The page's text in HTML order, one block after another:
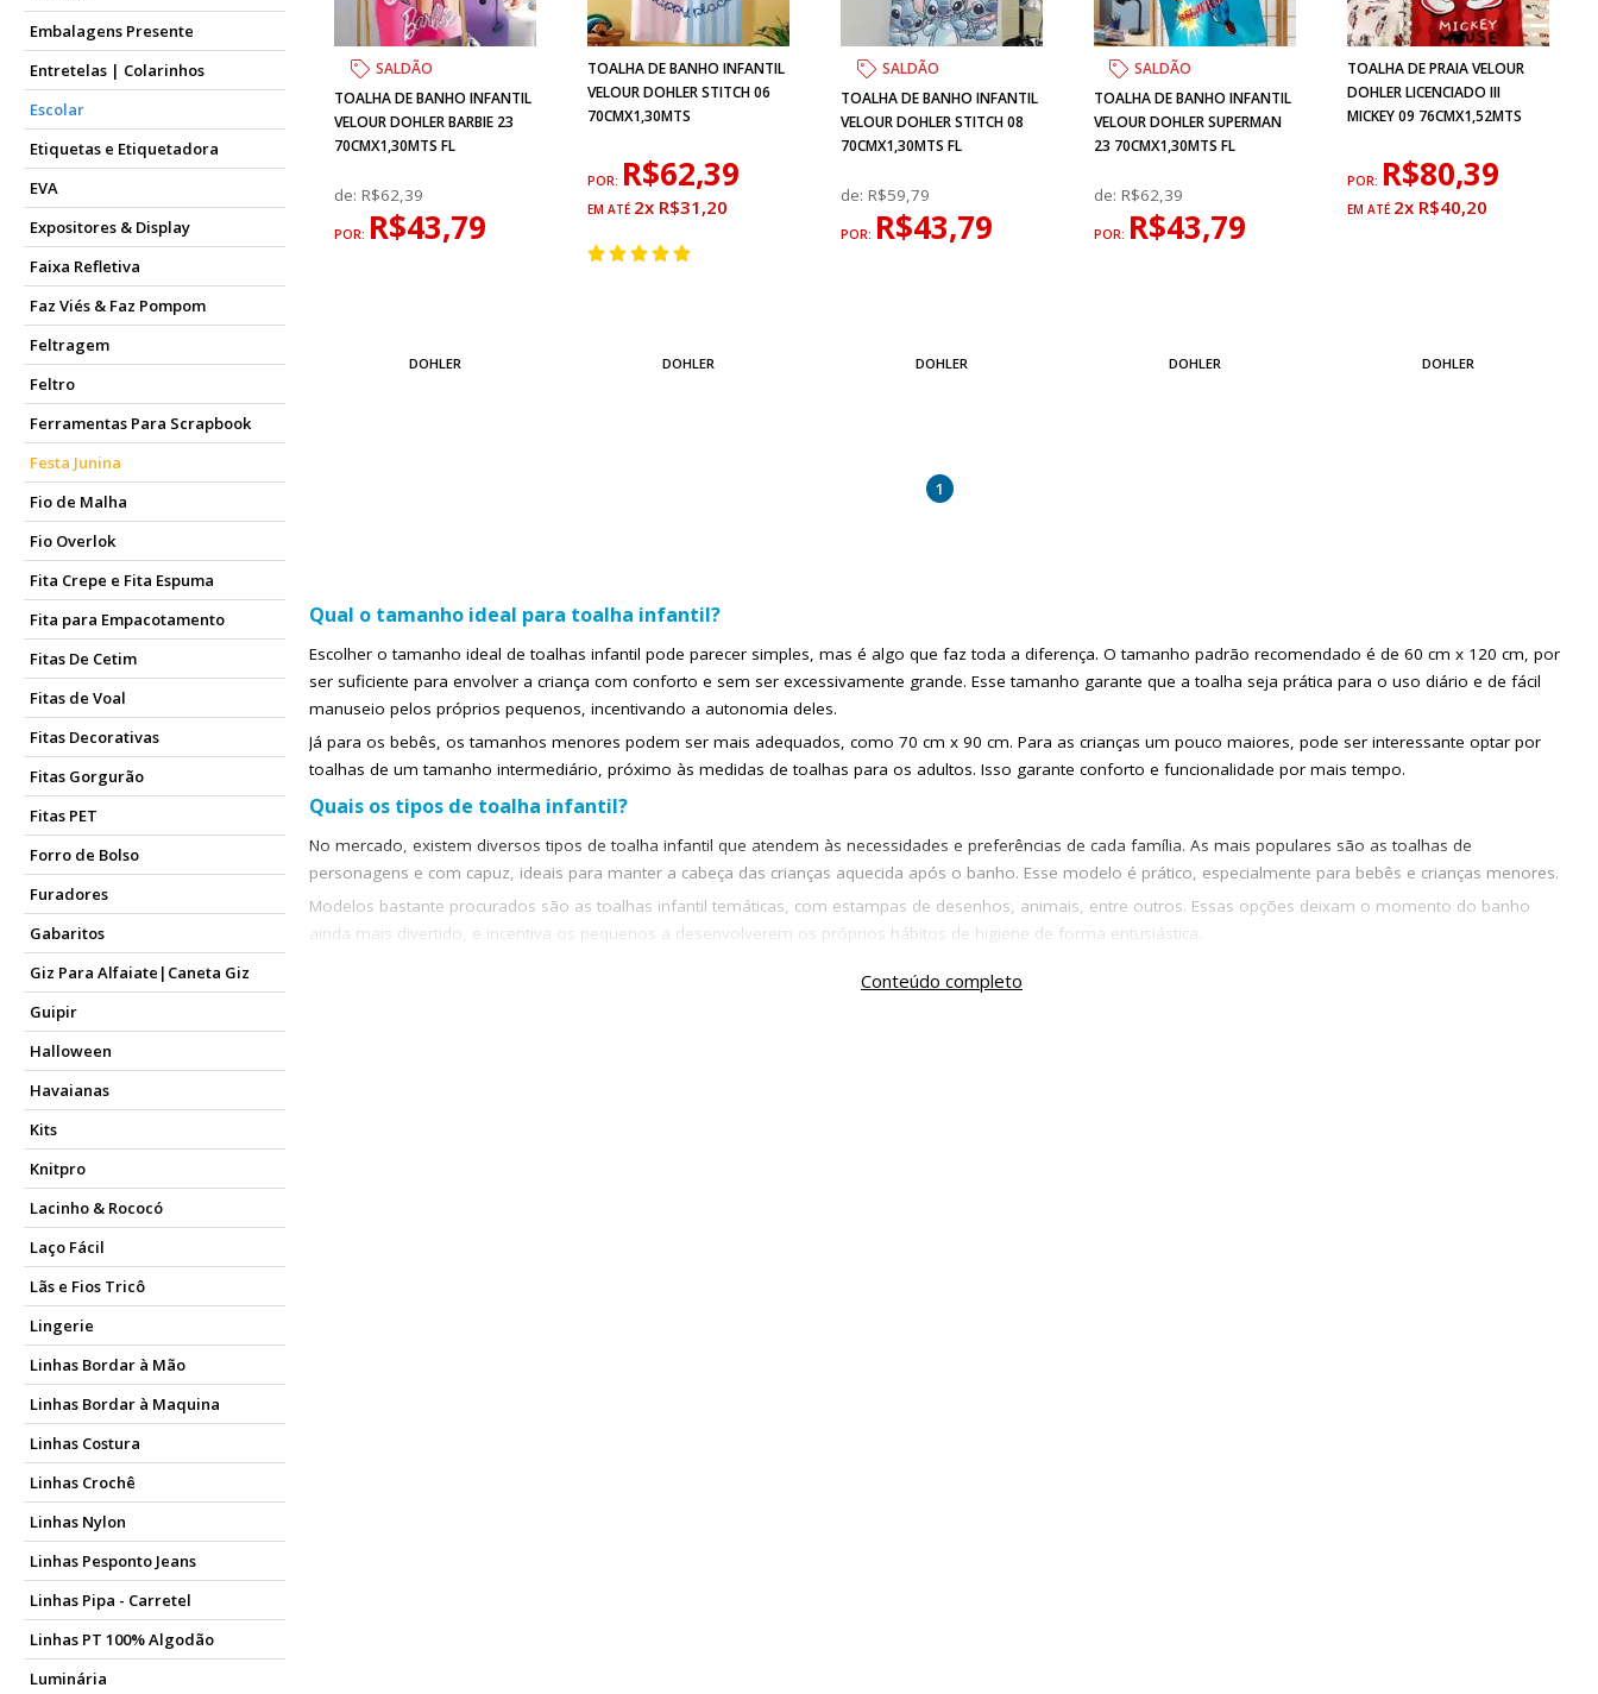
Embalagens Presente
Entretelas | Colarinhos
Escolar
Etiquetas e Etiquetadora
EVA
Expositores & Display
Faixa Refletiva
Faz Viés & Faz Pompom
Feltragem
Feltro
Ferramentas Para Scrapbook
Festa Junina
Fio de Malha
Fio Overlok
Fita Crepe e Fita Espuma
Fita para Empacotamento
Fitas De Cetim
Fitas de Voal
Fitas Decorativas
Fitas Gorgurão
Fitas PET
Forro de Bolso
Furadores
Gabaritos
Giz Para Alfaiate|Caneta Giz
Guipir
Halloween
Havaianas
Kits
Knitpro
Lacinho & Rococó
Laço Fácil
Lãs e Fios Tricô
Lingerie
Linhas Bordar à Mão
Linhas Bordar à Maquina
Linhas Costura
Linhas Crochê
Linhas Nylon
Linhas Pesponto Jeans
Linhas Pipa - Carretel
Linhas PT 100% Algodão
Luminária
SALDÃO
TOALHA DE BANHO INFANTIL
VELOUR DOHLER BARBIE 23
70CMX1,30MTS FL
de:R$62,39
POR: R$43,79
DOHLER
TOALHA DE BANHO INFANTIL
VELOUR DOHLER STITCH 06
70CMX1,30MTS
POR: R$62,39
2x R$31,20
DOHLER
SALDÃO
TOALHA DE BANHO INFANTIL
VELOUR DOHLER STITCH 08
70CMX1,30MTS FL
de: R$59,79
POR: R$43,79
DOHLER
SALDÃO
TOALHA DE BANHO INFANTIL
VELOUR DOHLER SUPERMAN
23 70CMX1,30MTS FL
de: R$62,39
POR: R$43,79
DOHLER
TOALHA DE PRAIA VELOUR
DOHLER LICENCIADO III
MICKEY 09 76CMX1,52MTS
POR: R$80,39
2x R$40,20
DOHLER
1
Qual o tamanho ideal para toalha infantil?
Escolher o tamanho ideal de toalhas infantil pode parecer simples, mas é algo que faz toda a diferença. O tamanho padrão recomendado é de 60 cm x 120 cm, por
ser suficiente para envolver a criança com conforto e sem ser excessivamente grande. Esse tamanho garante que a toalha seja prática para o uso diário e de fácil
manuseio pelos próprios pequenos, incentivando a autonomia deles.
Já para os bebês, os tamanhos menores podem ser mais adequados, como 70 cm x 90 cm. Para as crianças um pouco maiores, pode ser interessante optar por
toalhas de um tamanho intermediário, próximo às medidas de toalhas para os adultos. Isso garante conforto e funcionalidade por mais tempo.
Quais os tipos de toalha infantil?
No mercado, existem diversos tipos de toalha infantil que atendem às necessidades e preferências de cada família. As mais populares são as toalhas de
personagens e com capuz, ideais para manter a cabeça das crianças aquecida após o banho. Esse modelo é prático, especialmente para bebês e crianças menores.
Modelos bastante procurados são as toalhas infantil temáticas, com estampas de desenhos, animais, entre outros. Essas opções deixam o momento do banho
ainda mais divertido, e incentiva os pequenos a desenvolverem os próprios hábitos de higiene de forma entusiástica.
Conteúdo completo